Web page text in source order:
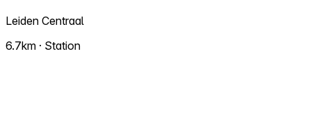
Leiden Centraal
6.7km · Station